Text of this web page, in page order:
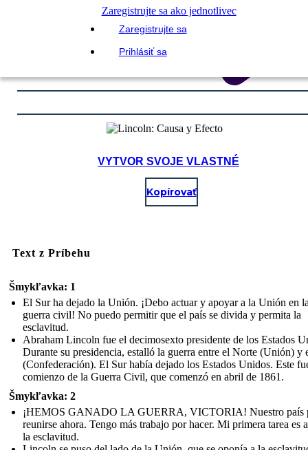
Zaregistrujte sa ako jednotlivec
Zaregistrujte sa
Prihlásiť sa
VYTVOR SVOJE VLASTNÉ
Kopírovať
Text z Príbehu
Šmykľavka: 1
El Sur ha dejado la Unión. ¡Debo actuar y apoyar a la Unión en
guerra civil! No puedo permitir que el país se divida y permita la
esclavitud.
Abraham Lincoln fue el decimosexto presidente de los Estados
Durante su presidencia, estalló la guerra entre el Norte (Unión) y
(Confederación). El Sur había dejado los Estados Unidos. Este
comienzo de la Guerra Civil, que comenzó en abril de 1861.
Šmykľavka: 2
¡HEMOS GANADO LA GUERRA, VICTORIA! Nuestro país
reunirse ahora. Tengo más trabajo por hacer. Mi primera tarea es
la esclavitud.